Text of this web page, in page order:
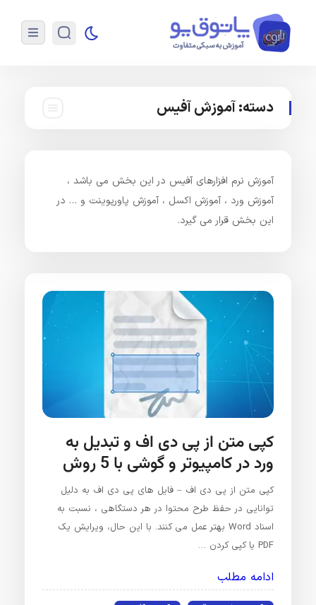
دسته:آموزش آفیس
آموزش نرم افزارهای آفیس در این بخش می باشد ،
آموزش ورد ، آموزش اکسل ، آموزش پاورپوینت و … در
این بخش قرار می گیرد.
کپی متن از پی دی اف و تبدیل به
ورد در کامپیوتر و گوشی با 5 روش
کپی متن از پی دی اف – فایل های پی دی اف به دلیل
توانایی در حفظ طرح محتوا در هر دستگاهی ، نسبت به
اسناد Word بهتر عمل می کنند. با این حال، ویرایش یک
PDF یا کپی کردن …
ادامه مطلب